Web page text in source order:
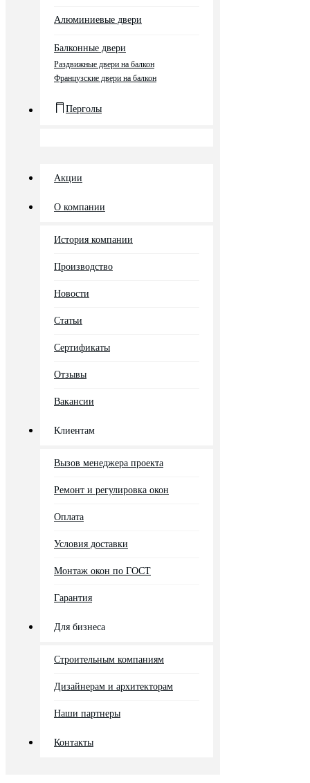
Алюминиевые двери
Балконные двери
Раздвижные двери на балкон
Французские двери на балкон
Перголы
Акции
О компании
История компании
Производство
Новости
Статьи
Сертификаты
Отзывы
Вакансии
Клиентам
Вызов менеджера проекта
Ремонт и регулировка окон
Оплата
Условия доставки
Монтаж окон по ГОСТ
Гарантия
Для бизнеса
Строительным компаниям
Дизайнерам и архитекторам
Наши партнеры
Контакты